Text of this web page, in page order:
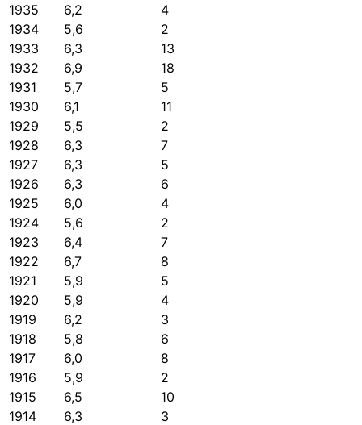
1935
6,2
4
1934
5,6
2
1933
6,3
13
1932
6,9
18
1931
5,7
5
1930
6,1
11
1929
5,5
2
1928
6,3
7
1927
6,3
5
1926
6,3
6
1925
6,0
4
1924
5,6
2
1923
6,4
7
1922
6,7
8
1921
5,9
5
1920
5,9
4
1919
6,2
3
1918
5,8
6
1917
6,0
8
1916
5,9
2
1915
6,5
10
1914
6,3
3